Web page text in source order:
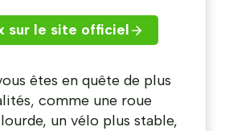
sur le site officiel
êtes en quête de plus
comme une roue
un vélo plus stable,